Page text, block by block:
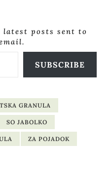
latest posts sent to
SUBSCRIBE
GRANULA
SO JABOLKO
ZA POJADOK